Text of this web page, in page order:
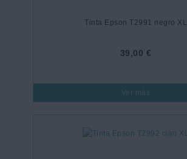
Tinta Epson T2991 negro XL
39,00 €
Ver más